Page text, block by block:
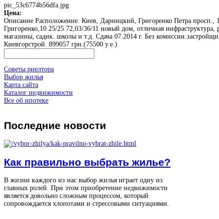
pic_53c6774b56dfa.jpg
Цена:
Описание Расположение: Киев, Дарницкий, Григоренко Петра просп.,
Григоренко,10 25/25 72,03/36/11 новый дом, отличная инфраструктура,
магазины, садик. школы и т.д. Сдача 07.2014 г. Без
Киевгорстрой. 899057 грн.(75500 у.е.)
Советы риелтора
Выбор жилья
Карта сайта
Каталог недвижимости
Все об ипотеке
Последние новости
Как правильно выбрать жилье?
В жизни каждого из нас выбор жилья играет одну из
главных ролей. При этом приобретение недвижимости
является довольно сложным процессом, который
сопровождается хлопотами и стрессовыми ситуациями.